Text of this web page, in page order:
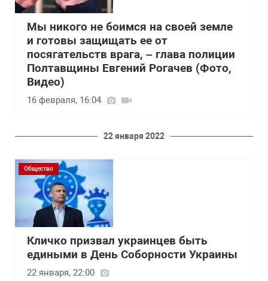
Мы никого не боимся на своей земле
и готовы защищать ее от
посягательств врага, – глава полиции
Полтавщины Евгений Рогачев (Фото,
Видео)
16 февраля, 16:04
22 января 2022
Общество
Кличко призвал украинцев быть
едиными в День Соборности Украины
22 января, 22:00